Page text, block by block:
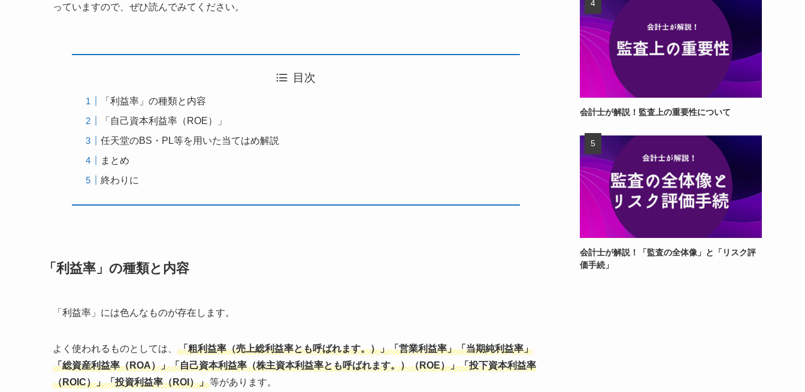
っていますので、ぜひ読んでみてください。
目次
「利益率」の種類と内容
「自己資本利益率（ROE）」
任天堂のBS・PL等を用いた当てはめ解説
まとめ
終わりに
「利益率」の種類と内容
「利益率」には色んなものが存在します。
よく使われるものとしては、
「粗利益率（売上総利益率とも呼ばれます。）」「営業利益率」「当期純利益率」
「総資産利益率（ROA）」「自己資本利益率（株主資本利益率とも呼ばれます。）（ROE）」「投下資本利益率
（ROIC）」「投資利益率（ROI）」等があります。
会計士が解説！監査上の重要性について
会計士が解説！「監査の全体像」と「リスク評
価手続」